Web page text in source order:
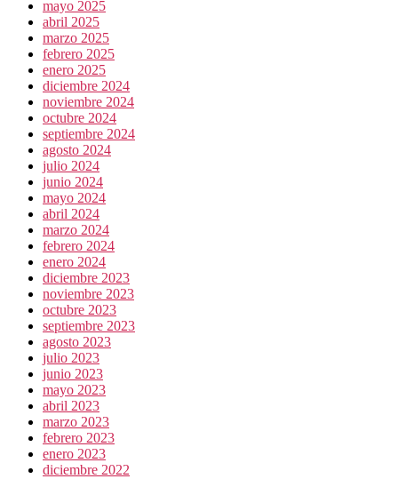
mayo 2025
abril 2025
marzo 2025
febrero 2025
enero 2025
diciembre 2024
noviembre 2024
octubre 2024
septiembre 2024
agosto 2024
julio 2024
junio 2024
mayo 2024
abril 2024
marzo 2024
febrero 2024
enero 2024
diciembre 2023
noviembre 2023
octubre 2023
septiembre 2023
agosto 2023
julio 2023
junio 2023
mayo 2023
abril 2023
marzo 2023
febrero 2023
enero 2023
diciembre 2022